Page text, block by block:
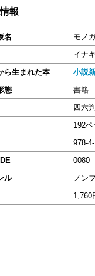
報
名
モノ
イナ
ら生まれた本
小説
態
書籍
四六
192ペ
978-
0080
ル
ノン
1,760